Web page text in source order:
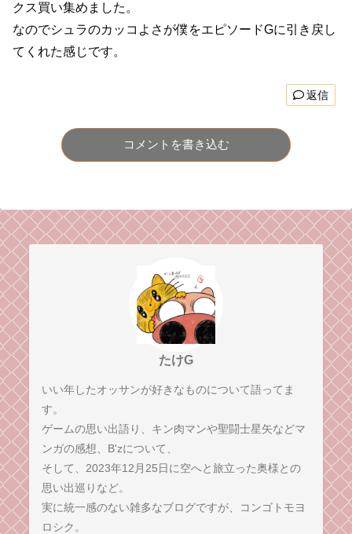
クス買い集めました。
なのでシュラのカッコよさが僕をエピソードGに引き戻し
てくれた感じです。
返信
コメントを書き込む
たけG
いい年したオッサンが好きなものについて語ってま
す。
ゲームの思い出語り、キン肉マンや聖闘士星矢などマ
ンガの感想、B'zについて、
そして、2023年12月25日に空へと旅立った奥様との
思い出巡りなど。
実に統一感のない雑多なブログですが、コンゴトモヨ
ロシク。